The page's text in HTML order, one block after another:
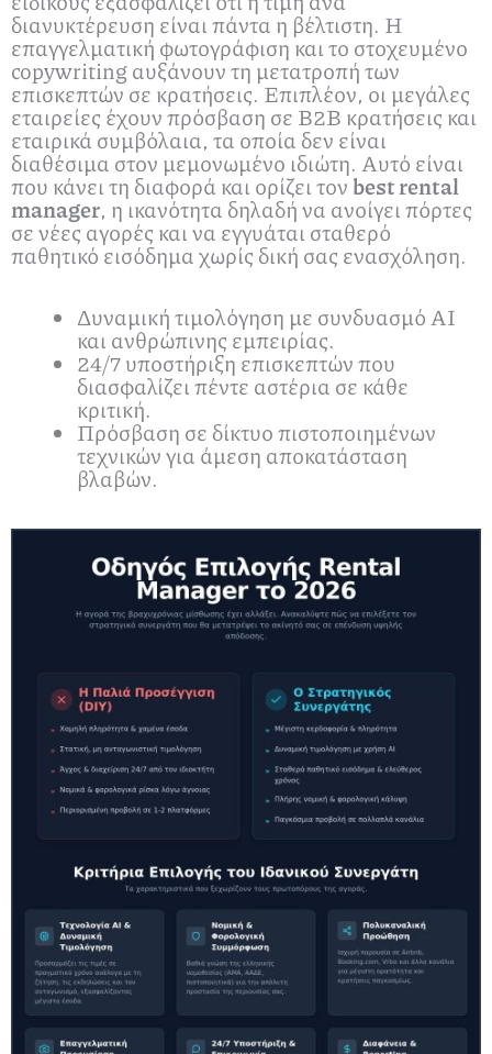
διανυκτέρευση είναι πάντα η βέλτιστη. Η
επαγγελματική φωτογράφιση και το στοχευμένο
copywriting αυξάνουν τη μετατροπή των
επισκεπτών σε κρατήσεις. Επιπλέον, οι μεγάλες
εταιρείες έχουν πρόσβαση σε B2B κρατήσεις και
εταιρικά συμβόλαια, τα οποία δεν είναι
διαθέσιμα στον μεμονωμένο ιδιώτη. Αυτό είναι
που κάνει τη διαφορά και ορίζει τονbest rental
manager, η ικανότητα δηλαδή να ανοίγει πόρτες
σε νέες αγορές και να εγγυάται σταθερό
παθητικό εισόδημα χωρίς δική σας ενασχόληση.
Δυναμική τιμολόγηση με συνδυασμό AI
και ανθρώπινης εμπειρίας.
24/7 υποστήριξη επισκεπτών που
διασφαλίζει πέντε αστέρια σε κάθε
κριτική.
Πρόσβαση σε δίκτυο πιστοποιημένων
τεχνικών για άμεση αποκατάσταση
βλαβών.